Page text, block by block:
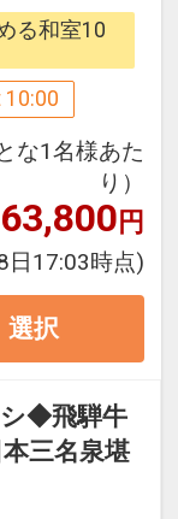
いのか分
??
を食べて
本プラン
料理【飛
る和室10
10:00
な1名様あた
り）
63,800円
日17:03時点)
選択
シ◆飛騨牛
三名泉堪